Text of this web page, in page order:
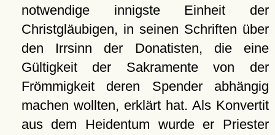
notwendige innigste Einheit der
Christgläubigen, in seinen Schriften über
den Irrsinn der Donatisten, die eine
Gültigkeit der Sakramente von der
Frömmigkeit deren Spender abhängig
machen wollten, erklärt hat. Als Konvertit
aus dem Heidentum wurde er Priester